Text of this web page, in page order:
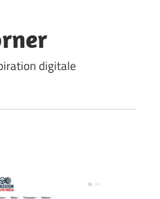
digitale